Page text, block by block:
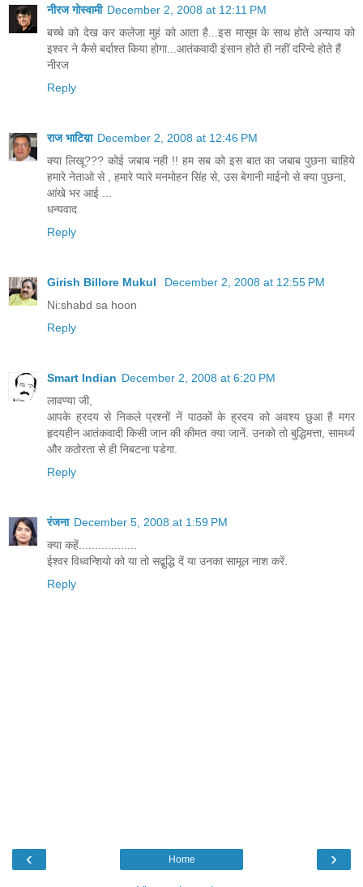
नीरज गोस्वामी December 2, 2008 at 12:11 PM
बच्चे को देख कर कलेजा मुहं को आता है...इस मासूम के साथ होते अन्याय को
इश्वर ने कैसे बर्दाश्त किया होगा...आतंकवादी इंसान होते ही नहीं दरिन्दे होते हैं
नीरज
Reply
राज भाटिय़ा December 2, 2008 at 12:46 PM
क्या लिखू??? कोई जबाब नही !! हम सब को इस बात का जबाब पुछना चाहिये
हमारे नेताओ से , हमारे प्यारे मनमोहन सिंह से, उस बेगानी माईनो से क्या पुछना,
आंखे भर आई ...
धन्यवाद
Reply
Girish Billore Mukul
December 2, 2008 at 12:55 PM
Ni:shabd sa hoon
Reply
Smart Indian December 2, 2008 at 6:20 PM
लावण्या जी,
आपके ह्रदय से निकले प्रश्नों नें पाठकों के ह्रदय को अवश्य छुआ है मगर
हृदयहीन आतंकवादी किसी जान की कीमत क्या जानें. उनको तो बुद्धिमत्ता, सामर्थ्य
और कठोरता से ही निबटना पडेगा.
Reply
रंजना December 5, 2008 at 1:59 PM
क्या कहें..................
ईश्वर विध्वन्शियो को या तो सद्बुद्धि दें या उनका सामूल नाश करें.
Reply
‹ ›
Home